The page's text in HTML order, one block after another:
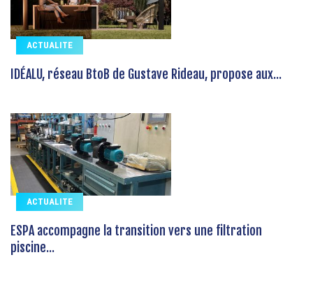
ACTUALITE
IDÉALU, réseau BtoB de Gustave Rideau, propose aux...
ACTUALITE
ESPA accompagne la transition vers une filtration
piscine...